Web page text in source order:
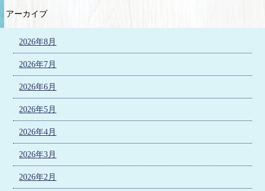
アーカイブ
2026年8月
2026年7月
2026年6月
2026年5月
2026年4月
2026年3月
2026年2月